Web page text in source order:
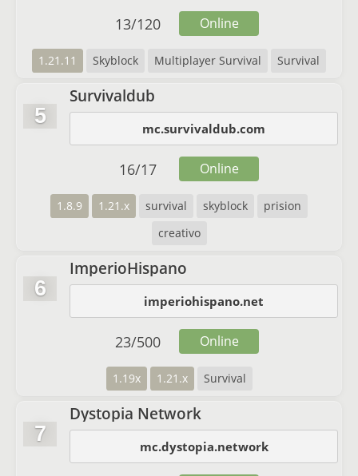
1.21.11 Skyblock Multiplayer Survival Survival
13/120 Online
5
Survivaldub
mc.survivaldub.com
1.8.9 1.21.x survival skyblock
prision
creativo
16/17 Online
6
ImperioHispano
imperiohispano.net
1.19x 1.21.x Survival
23/500 Online
7
Dystopia Network
mc.dystopia.network